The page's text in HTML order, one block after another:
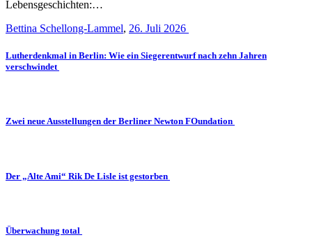
Lebensgeschichten:…
Bettina Schellong-Lammel, 26. Juli 2026
Lutherdenkmal in Berlin: Wie ein Siegerentwurf nach zehn Jahren
verschwindet
Zwei neue Ausstellungen der Berliner Newton FOundation
Der „Alte Ami“ Rik De Lisle ist gestorben
Überwachung total